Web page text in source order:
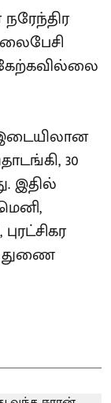
30
இதில்
துணை